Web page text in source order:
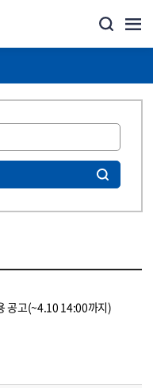
공고(~4.10 14:00까지)